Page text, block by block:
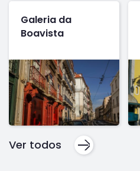
Galeria da
Boavista
Ver todos